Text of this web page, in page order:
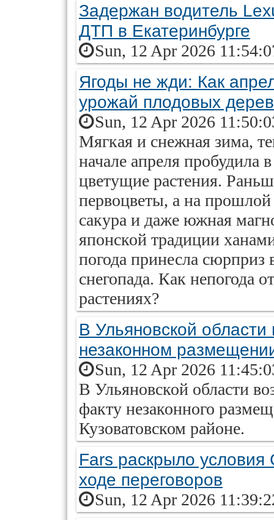
Задержан водитель
ДТП в Екатеринбурге
Sun, 12 Apr 2026
Ягоды не жди: Как
урожай плодовых
Sun, 12 Apr 2026
Мягкая и снежная зима,
начале апреля пробудила
цветущие растения.
первоцветы, а на прошлой
сакура и даже южная
японской традиции
погода принесла сюрприз
снегопада. Как непогода
растениях?
В Ульяновской
незаконном
Sun, 12 Apr 2026
В Ульяновской области
факту незаконного
Кузоватовском районе.
Fars раскрыло
ходе переговоров
Sun, 12 Apr 2026